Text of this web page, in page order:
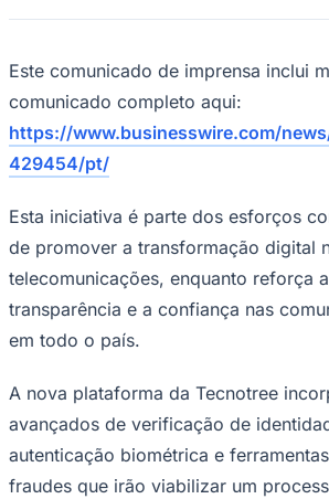
Ceará
Este comunicado de imprensa inclui
comunicado completo aqui:
https://www.businesswire.com/
429454/pt/
Esta iniciativa é parte dos esforços
de promover a transformação digital
telecomunicações, enquanto reforça
transparência e a confiança nas
em todo o país.
A nova plataforma da Tecnotree
avançados de verificação de
autenticação biométrica e
fraudes que irão viabilizar um